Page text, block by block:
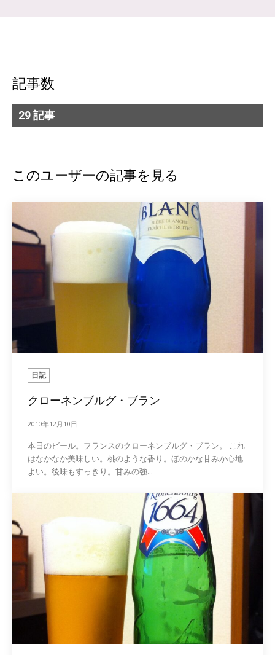
記事数
29 記事
このユーザーの記事を見る
日記
クローネンブルグ・ブラン
2010年12月10日
本日のビール。フランスのクローネンブルグ・ブラン。 これ
はなかなか美味しい。桃のような香り。ほのかな甘みか心地
よい。後味もすっきり。甘みの強...